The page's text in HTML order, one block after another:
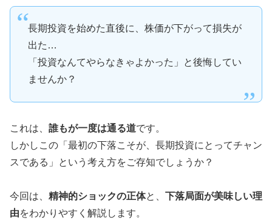
長期投資を始めた直後に、株価が下がって損失が
出た…
「投資なんてやらなきゃよかった」と後悔してい
ませんか？
これは、 誰もが一度は通る道です。
しかしこの「最初の下落こそが、長期投資にとってチャン
スである」という考え方をご存知でしょうか？
今回は、 精神的ショックの正体と、 下落局面が美味しい理
由をわかりやすく解説します。